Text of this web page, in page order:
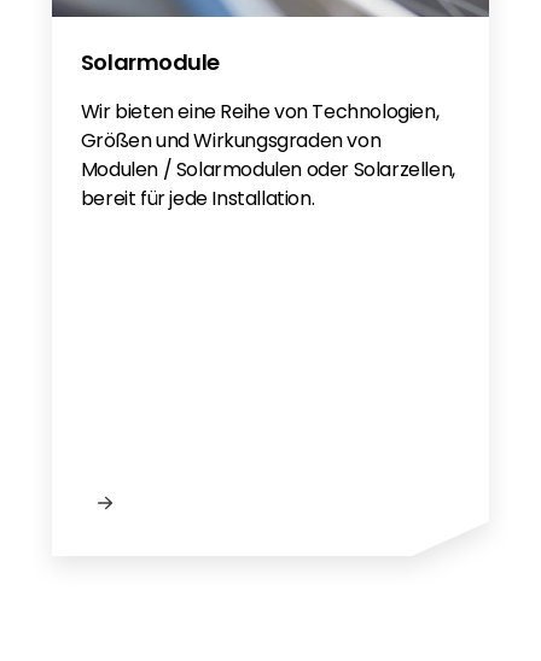
Solarmodule
Wir bieten eine Reihe von Technologien,
Größen und Wirkungsgraden von
Modulen / Solarmodulen oder Solarzellen,
bereit für jede Installation.